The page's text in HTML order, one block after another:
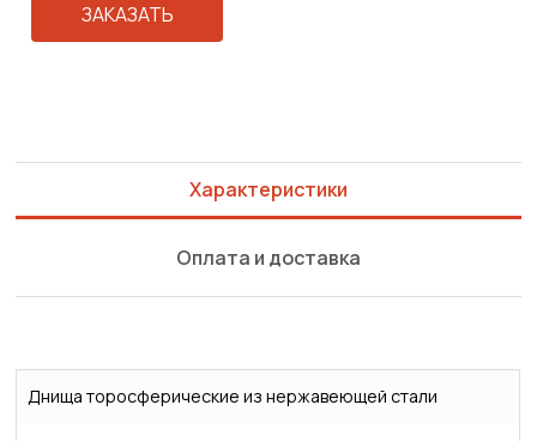
ЗАКАЗАТЬ
Характеристики
Оплата и доставка
Днища торосферические из нержавеющей стали